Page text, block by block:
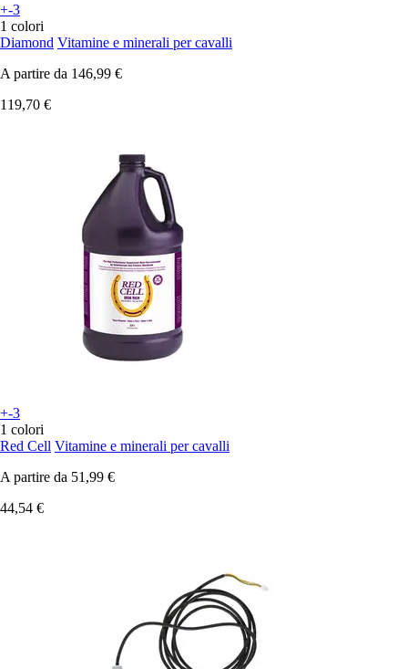
+-3
1 colori
Diamond Vitamine e minerali per cavalli
A partire da 146,99 €
119,70 €
+-3
1 colori
Red Cell Vitamine e minerali per cavalli
A partire da 51,99 €
44,54 €